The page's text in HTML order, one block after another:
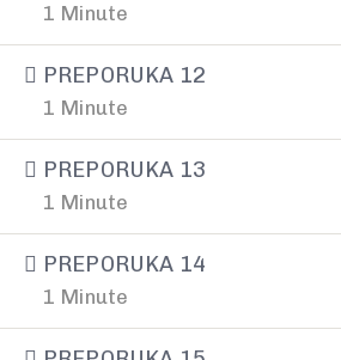
1 Minute
PREPORUKA 12
1 Minute
PREPORUKA 13
1 Minute
PREPORUKA 14
1 Minute
Infinitum je agencija koja
pomaže organizacijama,
timovima i pojedincima na
putu razvoja i usavršavanja.